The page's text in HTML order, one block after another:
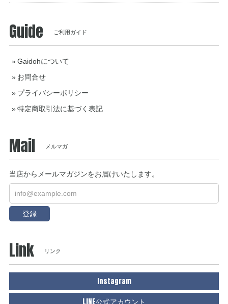
Guide ご利用ガイド
Gaidohについて
お問合せ
プライバシーポリシー
特定商取引法に基づく表記
Mail メルマガ
当店からメールマガジンをお届けいたします。
登録
Link リンク
Instagram
LINE公式アカウント